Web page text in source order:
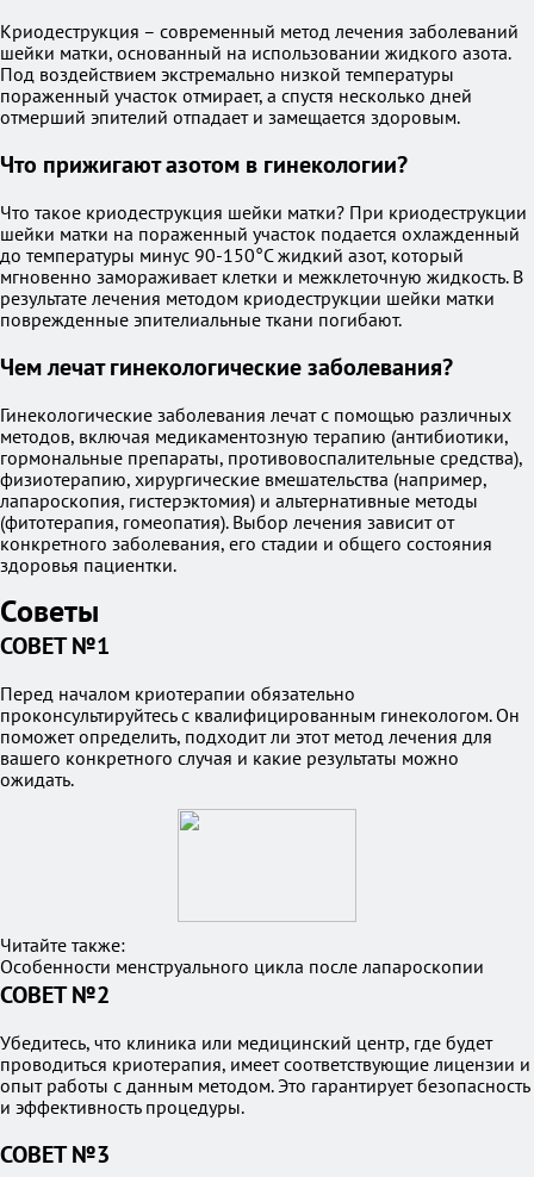
Криодеструкция – современный метод лечения заболеваний
шейки матки, основанный на использовании жидкого азота.
Под воздействием экстремально низкой температуры
пораженный участок отмирает, а спустя несколько дней
отмерший эпителий отпадает и замещается здоровым.
Что прижигают азотом в гинекологии?
Что такое криодеструкция шейки матки? При криодеструкции
шейки матки на пораженный участок подается охлажденный
до температуры минус 90-150°C жидкий азот, который
мгновенно замораживает клетки и межклеточную жидкость. В
результате лечения методом криодеструкции шейки матки
поврежденные эпителиальные ткани погибают.
Чем лечат гинекологические заболевания?
Гинекологические заболевания лечат с помощью различных
методов, включая медикаментозную терапию (антибиотики,
гормональные препараты, противовоспалительные средства),
физиотерапию, хирургические вмешательства (например,
лапароскопия, гистерэктомия) и альтернативные методы
(фитотерапия, гомеопатия). Выбор лечения зависит от
конкретного заболевания, его стадии и общего состояния
здоровья пациентки.
Советы
СОВЕТ №1
Перед началом криотерапии обязательно
проконсультируйтесь с квалифицированным гинекологом. Он
поможет определить, подходит ли этот метод лечения для
вашего конкретного случая и какие результаты можно
ожидать.
Читайте также:
Особенности менструального цикла после лапароскопии
СОВЕТ №2
Убедитесь, что клиника или медицинский центр, где будет
проводиться криотерапия, имеет соответствующие лицензии и
опыт работы с данным методом. Это гарантирует безопасность
и эффективность процедуры.
СОВЕТ №3